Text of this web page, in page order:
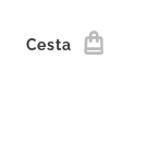
Cesta